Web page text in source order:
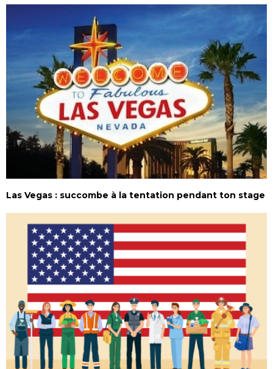
Las Vegas : succombe à la tentation pendant ton stage